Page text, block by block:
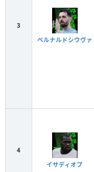
3
ベルナルドシウヴァ
4
イサディオプ